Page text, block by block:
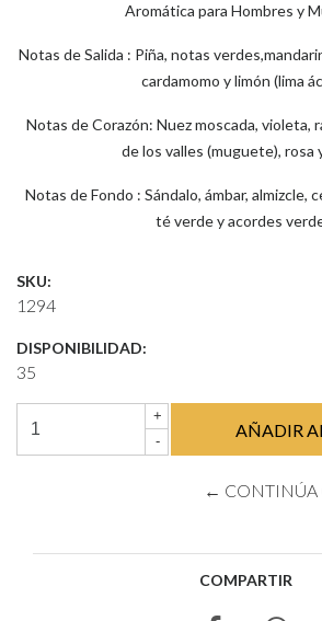
Aromática para Hombres y
Notas de Salida : Piña, notas
cardamomo y limón (lima
Notas de Corazón: Nuez moscada, violeta,
de los valles (muguete), rosa
Notas de Fondo : Sándalo, ámbar, almizcle,
té verde y acordes
SKU:
1294
DISPONIBILIDAD:
35
+
-
← CONTINÚA
COMPARTIR